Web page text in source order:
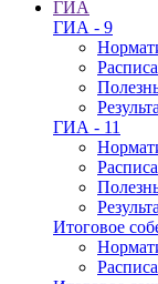
ГИА
ГИА - 9
ГИА - 11
Итоговое